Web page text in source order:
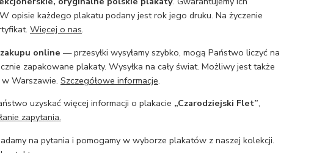
opisie każdego plakatu podany jest rok jego druku. Na życzenie
Więcej o nas.
online — przesyłki wysyłamy szybko, mogą Państwo liczyć na
zapakowane plakaty. Wysyłka na cały świat. Możliwy jest także
Warszawie. Szczegółowe informacje.
uzyskać więcej informacji o plakacie „Czarodziejski Flet”,
zapytania.
na pytania i pomogamy w wyborze plakatów z naszej kolekcji.